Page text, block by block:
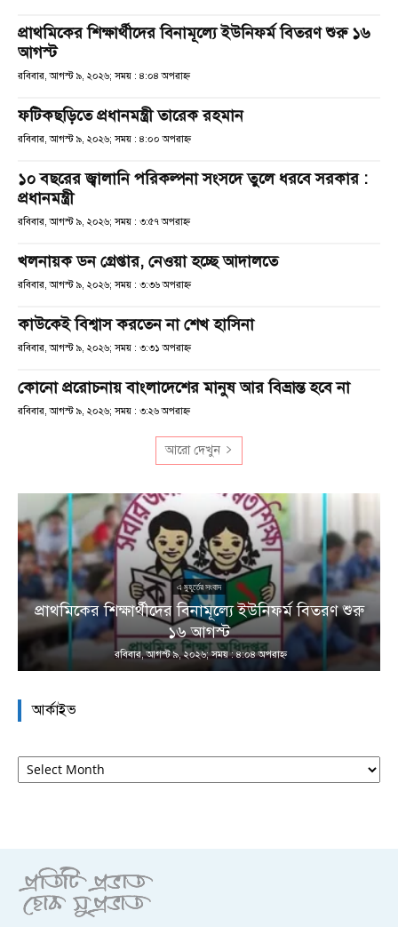
প্রাথমিকের শিক্ষার্থীদের বিনামূল্যে ইউনিফর্ম বিতরণ শুরু ১৬
আগস্ট
রবিবার, আগস্ট ৯, ২০২৬; সময় : ৪:০৪ অপরাহ্ণ
ফটিকছড়িতে প্রধানমন্ত্রী তারেক রহমান
রবিবার, আগস্ট ৯, ২০২৬; সময় : ৪:০০ অপরাহ্ণ
১০ বছরের জ্বালানি পরিকল্পনা সংসদে তুলে ধরবে সরকার :
প্রধানমন্ত্রী
রবিবার, আগস্ট ৯, ২০২৬; সময় : ৩:৫৭ অপরাহ্ণ
খলনায়ক ডন গ্রেপ্তার, নেওয়া হচ্ছে আদালতে
রবিবার, আগস্ট ৯, ২০২৬; সময় : ৩:৩৬ অপরাহ্ণ
কাউকেই বিশ্বাস করতেন না শেখ হাসিনা
রবিবার, আগস্ট ৯, ২০২৬; সময় : ৩:৩১ অপরাহ্ণ
কোনো প্ররোচনায় বাংলাদেশের মানুষ আর বিভ্রান্ত হবে না
রবিবার, আগস্ট ৯, ২০২৬; সময় : ৩:২৬ অপরাহ্ণ
আরো দেখুন
এ মুহূর্তের সংবাদ
প্রাথমিকের শিক্ষার্থীদের বিনামূল্যে ইউনিফর্ম বিতরণ শুরু
১৬ আগস্ট
রবিবার, আগস্ট ৯, ২০২৬; সময় : ৪:০৪ অপরাহ্ণ
আর্কাইভ
আর্কাইভ